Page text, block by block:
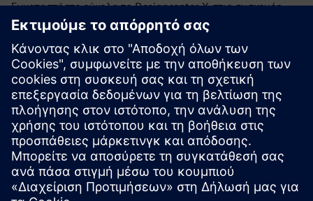
Εγκαταστήστε εύκολα το Designcenter X στις συσκευές
σας γιααπρόσκοπτησυνδεσιμότητα. Με βάση την
συνεργάζεστε σε διάφορους κλάδους με μηδενική
απώλεια δεδομένων - με εμπιστοσύνη στις δυνατότητες
ασφαλούς διαχείρισης δεδομένων.
Δοκιμάστε πριν αγοράσετε με μια δοκιμή 30 ημερών.
Δοκιμάστε τώρα